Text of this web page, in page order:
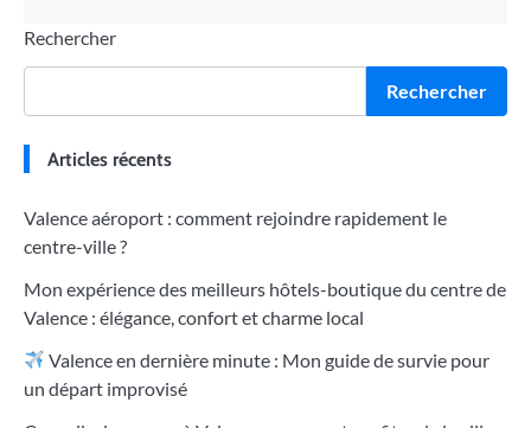
Rechercher
Rechercher
Articles récents
Valence aéroport : comment rejoindre rapidement le
centre-ville ?
Mon expérience des meilleurs hôtels-boutique du centre de
Valence : élégance, confort et charme local
Valence en dernière minute : Mon guide de survie pour
un départ improvisé